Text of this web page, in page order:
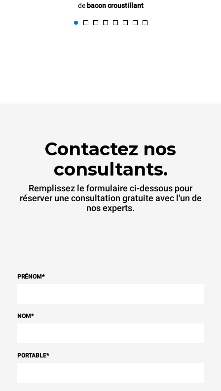
de bacon croustillant
Contactez nos
consultants.
Remplissez le formulaire ci-dessous pour
réserver une consultation gratuite avec l'un de
nos experts.
PRÉNOM*
NOM*
PORTABLE*